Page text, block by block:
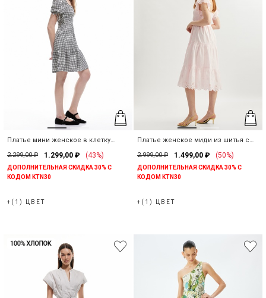
Платье мини женское в клетку
2.299,00 ₽ 1.299,00 ₽ (43%)
ДОПОЛНИТЕЛЬНАЯ СКИДКА 30% С
КОДОМ KTN30
+(1) ЦВЕТ
Платье женское миди из шитья с
2.999,00 ₽ 1.499,00 ₽ (50%)
ДОПОЛНИТЕЛЬНАЯ СКИДКА 30% С
КОДОМ KTN30
+(1) ЦВЕТ